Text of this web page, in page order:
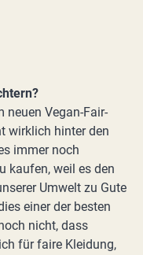
neuen Vegan-Fair-
wirklich hinter den
immer noch
kaufen, weil es den
Umwelt zu Gute
einer der besten
nicht, dass
für faire Kleidung,